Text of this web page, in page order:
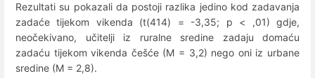
Rezultati su pokazali da postoji razlika jedino kod zadavanja
zadaće tijekom vikenda (t(414) = -3,35; p < ,01) gdje,
neočekivano, učitelji iz ruralne sredine zadaju domaću
zadaću tijekom vikenda češće (M = 3,2) nego oni iz urbane
sredine (M = 2,8).